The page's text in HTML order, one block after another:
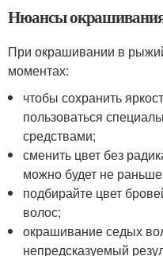
Нюансы
При окрашивании в
моментах:
чтобы сохранить
пользоваться
средствами;
сменить цвет без
можно будет не
подбирайте цвет
волос;
окрашивание седых
непредсказуемый